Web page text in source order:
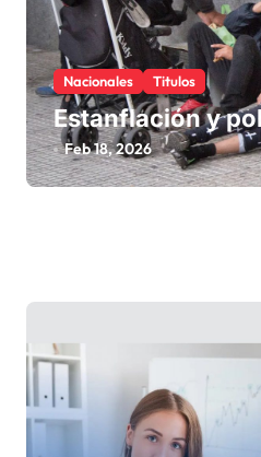
Nacionales Titulos
Estanflación y
Feb 18, 2026